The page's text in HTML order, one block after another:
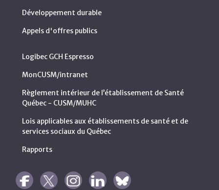
Développement durable
Appels d'offres publics
Logibec GCH Espresso
MonCUSM/intranet
Règlement intérieur de l’établissement de Santé
Québec - CUSM/MUHC
Lois applicables aux établissements de santé et de
services sociaux du Québec
Rapports